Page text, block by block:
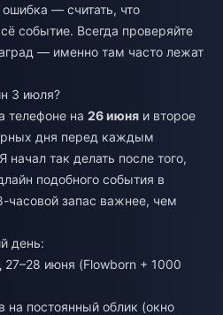
— считать, что
событие. Всегда проверяйте
— именно там часто лежат
3 июля?
телефоне на 26 июня и второе
дня перед каждым
так делать после того,
подобного события в
часовой запас важнее, чем
день:
27–28 июня (Flowborn + 1000
на постоянный облик (окно